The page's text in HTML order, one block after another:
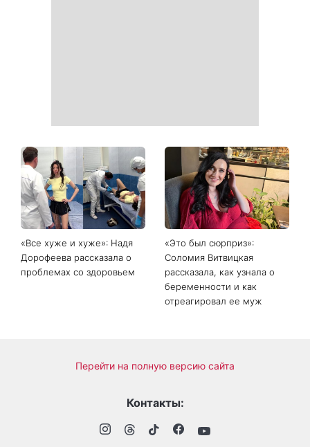
Главный модный тренд в
соцсетях: почему мини-
юбка с пайетками
покорила Instagram
Не откладывайте до
сентября: что обязательно
нужно сделать на участке
в августе 2026 года